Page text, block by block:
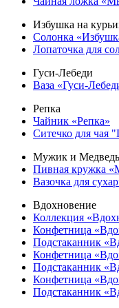
Избушка на
Солонка
Лопаточка для
Гуси-Лебеди
Ваза «Гуси-
Репка
Чайник «Репка»
Ситечко для чая
Мужик и Медведь
Пивная кружка
Вазочка для
Вдохновение
Коллекция
Конфетница
Подстаканник
Конфетница
Подстаканник
Конфетница
Подстаканник